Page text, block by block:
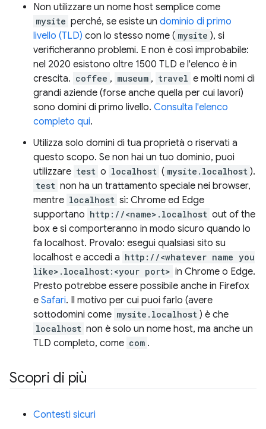
Non utilizzare un nome host semplice come
mysite perché, se esiste un dominio di primo
livello (TLD) con lo stesso nome ( mysite ), si
verificheranno problemi. E non è così improbabile:
nel 2020 esistono oltre 1500 TLD e l'elenco è in
crescita. coffee , museum , travel e molti nomi di
grandi aziende (forse anche quella per cui lavori)
sono domini di primo livello. Consulta l'elenco
completo qui.
Utilizza solo domini di tua proprietà o riservati a
questo scopo. Se non hai un tuo dominio, puoi
utilizzare test o localhost ( mysite.localhost ).
test non ha un trattamento speciale nei browser,
mentre localhost sì: Chrome ed Edge
supportano http://<name>.localhost out of the
box e si comporteranno in modo sicuro quando lo
fa localhost. Provalo: esegui qualsiasi sito su
localhost e accedi a http://<whatever name you
like>.localhost:<your port> in Chrome o Edge.
Presto potrebbe essere possibile anche in Firefox
e Safari. Il motivo per cui puoi farlo (avere
sottodomini come mysite.localhost ) è che
localhost non è solo un nome host, ma anche un
TLD completo, come com .
Scopri di più
Contesti sicuri